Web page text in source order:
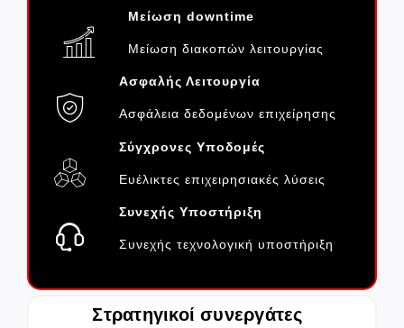
Μείωσηdowntime
Μείωση διακοπών λειτουργίας
ΑσφαλήςΛειτουργία
Ασφάλεια δεδομένων επιχείρησης
Σύγχρονες Υποδομές
Ευέλικτες επιχειρησιακές λύσεις
ΣυνεχήςΥποστήριξη
Συνεχής τεχνολογική υποστήριξη
Στρατηγικοί συνεργάτες